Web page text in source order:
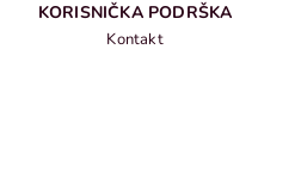
KORISNIČKA PODRŠKA
Kontakt